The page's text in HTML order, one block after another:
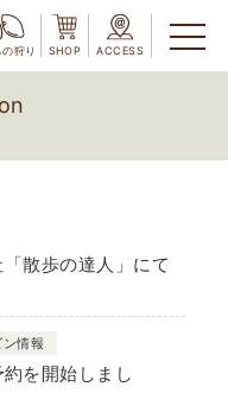
の狩り SHOP ACCESS
散歩の達人」にて
情報
を開始しまし